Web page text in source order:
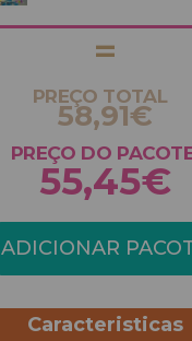
PREÇO TOTAL
58,91€
PREÇO DO
55,45€
ADICIONAR
Caracteristicas